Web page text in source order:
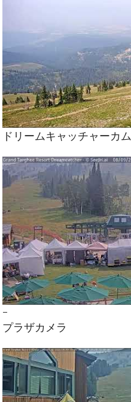
ドリームキャッチャーカム
–
プラザカメラ